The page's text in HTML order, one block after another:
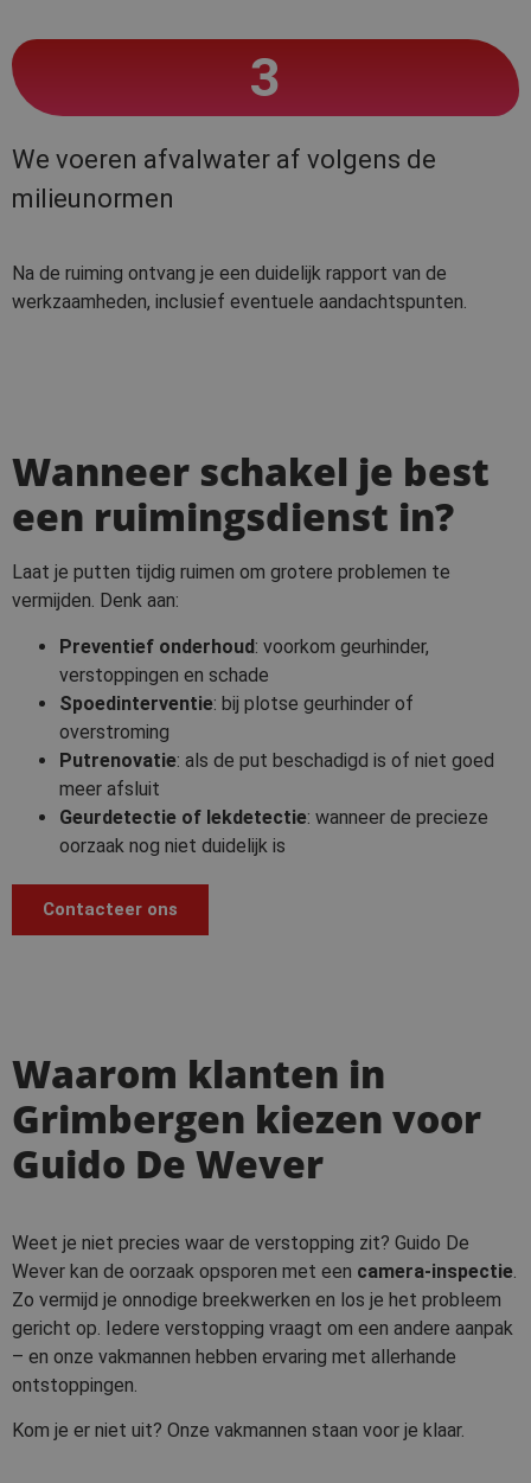
3
We voeren afvalwater af volgens de
milieunormen
Na de ruiming ontvang je een duidelijk rapport van de
werkzaamheden, inclusief eventuele aandachtspunten.
Wanneer schakel je best
een ruimingsdienst in?
Laat je putten tijdig ruimen om grotere problemen te
vermijden. Denk aan:
Preventief onderhoud: voorkom geurhinder,
verstoppingen en schade
Spoedinterventie: bij plotse geurhinder of
overstroming
Putrenovatie: als de put beschadigd is of niet goed
meer afsluit
Geurdetectie of lekdetectie: wanneer de precieze
oorzaak nog niet duidelijk is
Contacteer ons
Waarom klanten in
Grimbergen kiezen voor
Guido De Wever
Weet je niet precies waar de verstopping zit? Guido De
Wever kan de oorzaak opsporen met een camera-inspectie
Zo vermijd je onnodige breekwerken en los je het probleem
gericht op. Iedere verstopping vraagt om een andere aanpak
– en onze vakmannen hebben ervaring met allerhande
ontstoppingen.
Kom je er niet uit? Onze vakmannen staan voor je klaar.